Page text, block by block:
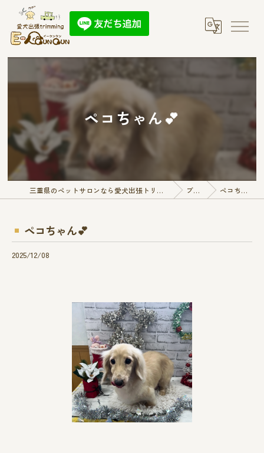
ペコちゃん︎💕︎︎
三重県のペットサロンなら愛犬出張トリミング E-QunQun ブログ ペコちゃん︎💕︎︎
ペコちゃん︎💕︎︎
2025/12/08